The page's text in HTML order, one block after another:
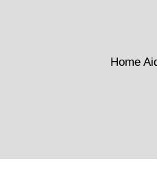
Home